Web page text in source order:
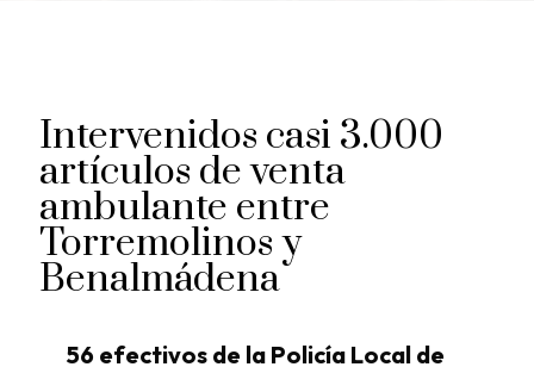
Intervenidos casi 3.000
artículos de venta
ambulante entre
Torremolinos y
Benalmádena
56 efectivos de la Policía Local de